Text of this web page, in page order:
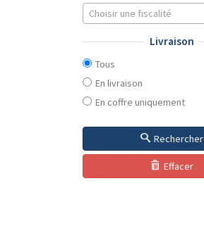
Choisir une fiscalité
Livraison
Tous
En livraison
En coffre uniquement
Rechercher
Effacer